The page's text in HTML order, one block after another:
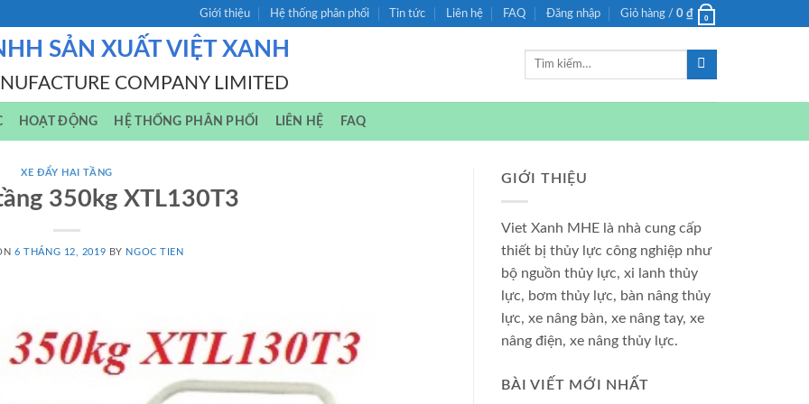
Giới thiệu Hệ thống phân phối Tin tức Liên hệ FAQ Đăng nhập Giỏ hàng / 0 ₫ 0
SẢN XUẤT VIỆT XANH
COMPANY LIMITED
Tìm
HOẠT ĐỘNG HỆ THỐNG PHÂN PHỐI LIÊN HỆ FAQ
XE ĐẨY HAI TẦNG
350kg XTL130T3
6 THÁNG 12, 2019 BY NGOC TIEN
GIỚI THIỆU
Viet Xanh MHE là nhà cung cấp
thiết bị thủy lực công nghiệp như
bộ nguồn thủy lực, xi lanh thủy
lực, bơm thủy lực, bàn nâng thủy
lực, xe nâng bàn, xe nâng tay, xe
nâng điện, xe nâng thủy lực.
BÀI VIẾT MỚI NHẤT